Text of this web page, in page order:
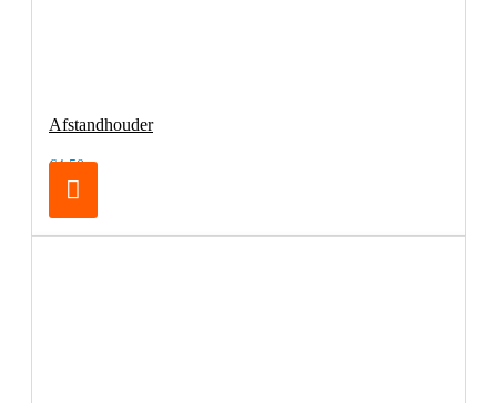
Afstandhouder
€4,50